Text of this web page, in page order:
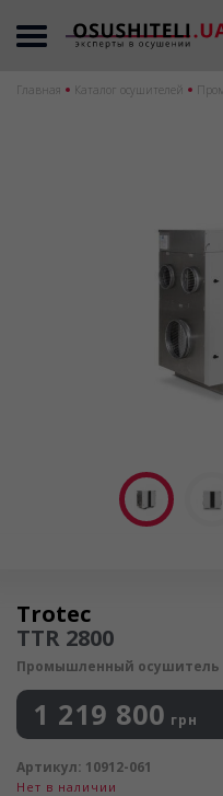
Главная Каталог осушителей
Осушитель
Trotec
TTR 2800
Промышленный осушитель
1 219 800 грн
Нет в наличии
Артикул: 10912-061